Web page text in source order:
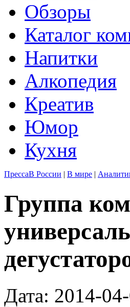
Обзоры
Каталог
Напитки
Алкопедия
Креатив
Юмор
Кухня
ПрессаВ России | В мире |
Группа
Дата: 2014-